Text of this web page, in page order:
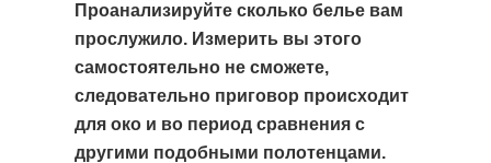
Проанализируйте сколько белье вам
прослужило. Измерить вы этого
самостоятельно не сможете,
следовательно приговор происходит
для око и во период сравнения с
другими подобными полотенцами.